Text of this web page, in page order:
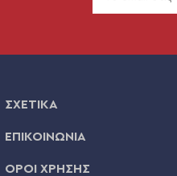
ΣΧΕΤΙΚΑ
ΕΠΙΚΟΙΝΩΝΙΑ
ΟΡΟΙ ΧΡΗΣΗΣ